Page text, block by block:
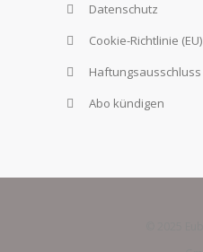
Datenschutz
Cookie-Richtlinie (EU)
Haftungsausschluss
Abo kündigen